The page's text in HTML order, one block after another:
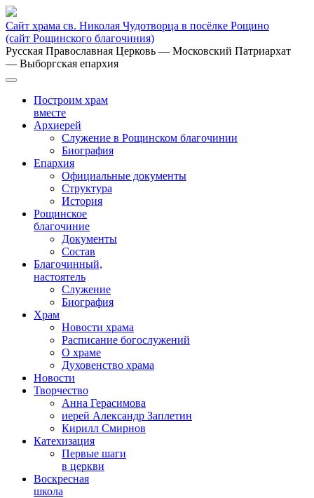
Сайт храма св. Николая Чудотворца в посёлке Рощино
(сайт Рощинского благочиния)
Русская Православная Церковь — Московский Патриархат
— Выборгская епархия
Построим храм
вместе
Архиерей
Служение в Рощинском благочинии
Биография
Епархия
Официальные документы
Структура
История
Рощинское
благочиние
Документы
Состав
Благочинный,
настоятель
Служение
Биография
Храм
Новости храма
Расписание богослужений
О храме
Духовенство храма
Новости
Творчество
Анна Герасимова
иерей Александр Заплетин
Кирилл Смирнов
Катехизация
Первые шаги
в церкви
Воскресная
школа